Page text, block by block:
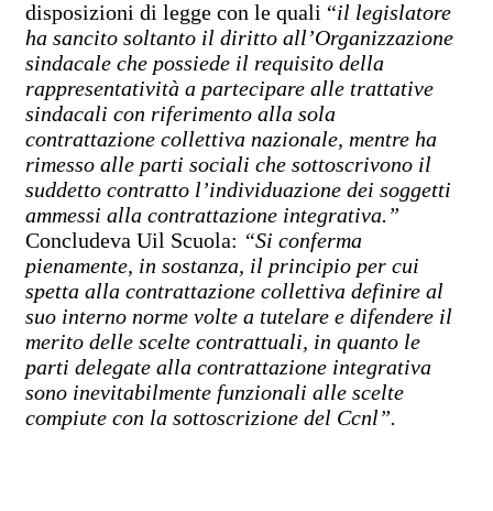
disposizioni di legge con le quali “il legislatore
ha sancito soltanto il diritto all’Organizzazione
sindacale che possiede il requisito della
rappresentatività a partecipare alle trattative
sindacali con riferimento alla sola
contrattazione collettiva nazionale, mentre ha
rimesso alle parti sociali che sottoscrivono il
suddetto contratto l’individuazione dei soggetti
ammessi alla contrattazione integrativa.”
Concludeva Uil Scuola: “Si conferma
pienamente, in sostanza, il principio per cui
spetta alla contrattazione collettiva definire al
suo interno norme volte a tutelare e difendere il
merito delle scelte contrattuali, in quanto le
parti delegate alla contrattazione integrativa
sono inevitabilmente funzionali alle scelte
compiute con la sottoscrizione del Ccnl”.